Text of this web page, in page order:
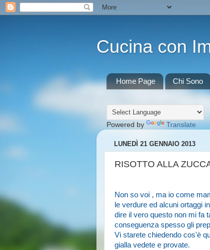
Cucina con
Home Page Chi Sono
Powered by Translate
LUNEDÌ 21 GENNAIO 2013
RISOTTO ALLA
Non so voi , ma io come
le verdure ed alcuni ortaggi
dire il vero questo non mi fa
conseguenza spesso gli
Vi starete chiedendo cos'è
gialla vedete e provate.